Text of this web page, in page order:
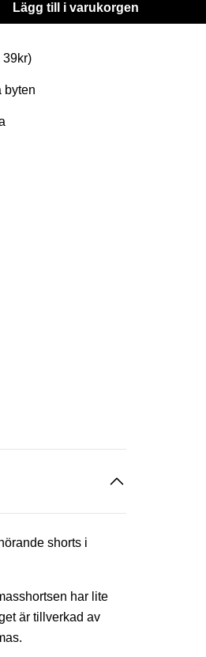
Lägg till i varukorgen
39kr)
byten
shorts i
har lite
är tillverkad av